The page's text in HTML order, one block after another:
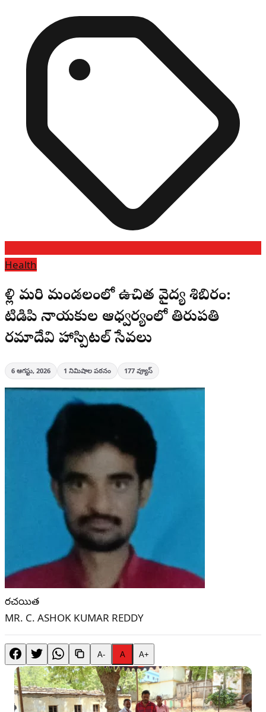
Health
పెళ్లి మరి మండలంలో ఉచిత వైద్య శిబిరం:
టిడిపి నాయకుల ఆధ్వర్యంలో తిరుపతి
రమాదేవి హాస్పిటల్ సేవలు
6 ఆగస్టు, 2026 1 నిమిషాల పఠనం 177 వ్యూస్
రచయిత
MR. C. ASHOK KUMAR REDDY
A- A A+